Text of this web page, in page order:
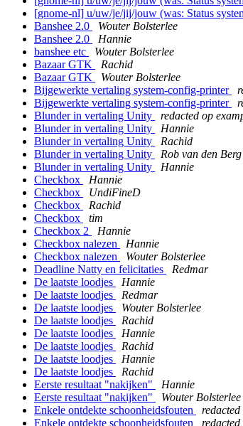
[gnome-nl] u/uw/je/jij/jouw (was: Status
Banshee 2.0
Wouter Bolsterlee
Banshee 2.0
Hannie
banshee etc
Wouter Bolsterlee
Bazaar GTK
Rachid
Bazaar GTK
Wouter Bolsterlee
Bijgewerkte vertaling system-config-printer
Bijgewerkte vertaling system-config-printer
Blunder in vertaling Unity
redacted op
Blunder in vertaling Unity
Hannie
Blunder in vertaling Unity
Rachid
Blunder in vertaling Unity
Rob van den Berg
Blunder in vertaling Unity
Hannie
Checkbox
Hannie
Checkbox
UndiFineD
Checkbox
Rachid
Checkbox
tim
Checkbox 2
Hannie
Checkbox nalezen
Hannie
Checkbox nalezen
Wouter Bolsterlee
Deadline Natty en felicitaties
Redmar
De laatste loodjes
Hannie
De laatste loodjes
Redmar
De laatste loodjes
Wouter Bolsterlee
De laatste loodjes
Rachid
De laatste loodjes
Hannie
De laatste loodjes
Rachid
De laatste loodjes
Hannie
De laatste loodjes
Rachid
Eerste resultaat "nakijken"
Hannie
Eerste resultaat "nakijken"
Wouter Bolsterlee
Enkele ontdekte schoonheidsfouten
Enkele ontdekte schoonheidsfouten